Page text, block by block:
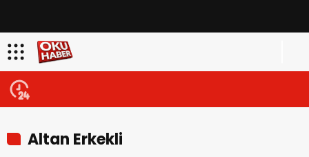
Altan Erkekli